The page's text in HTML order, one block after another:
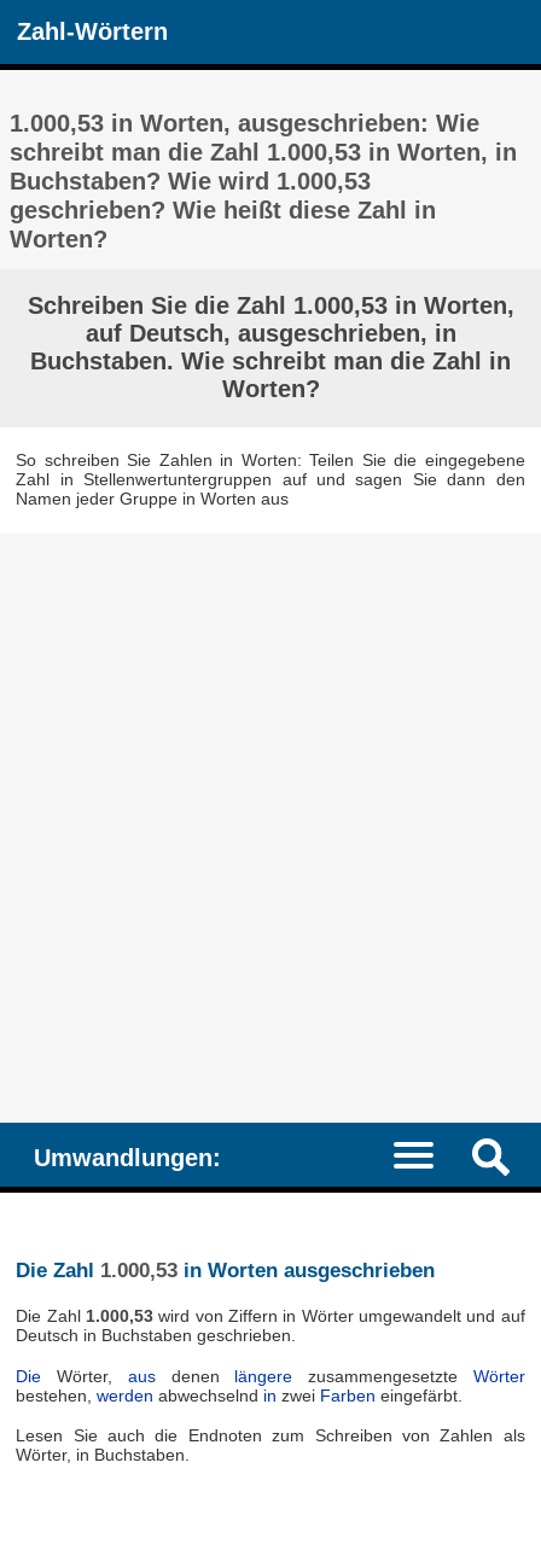
Zahl-Wörtern
1.000,53 in Worten, ausgeschrieben: Wie
schreibt man die Zahl 1.000,53 in Worten, in
Buchstaben? Wie wird 1.000,53
geschrieben? Wie heißt diese Zahl in
Worten?
Schreiben Sie die Zahl 1.000,53 in Worten,
auf Deutsch, ausgeschrieben, in
Buchstaben. Wie schreibt man die Zahl in
Worten?
So schreiben Sie Zahlen in Worten: Teilen Sie die eingegebene
Zahl in Stellenwertuntergruppen auf und sagen Sie dann den
Namen jeder Gruppe in Worten aus
Umwandlungen:
Die Zahl 1.000,53in Worten ausgeschrieben
Die Zahl 1.000,53wird von Ziffern in Wörter umgewandelt und auf
Deutsch in Buchstaben geschrieben.
Die Wörter, ausdenen längere zusammengesetzte Wörter
bestehen,werden abwechselnd in zwei Farben eingefärbt.
Lesen Sie auch die Endnoten zum Schreiben von Zahlen als
Wörter, in Buchstaben.